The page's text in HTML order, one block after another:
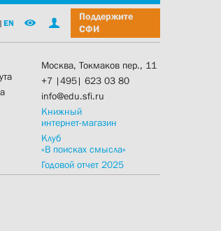
| EN
Поддержите
СФИ
Москва, Токмаков пер., 11
+7 |495| 623 03 80
info@edu.sfi.ru
Книжный
интернет-магазин
Клуб
«В поисках смысла»
Годовой отчет 2025